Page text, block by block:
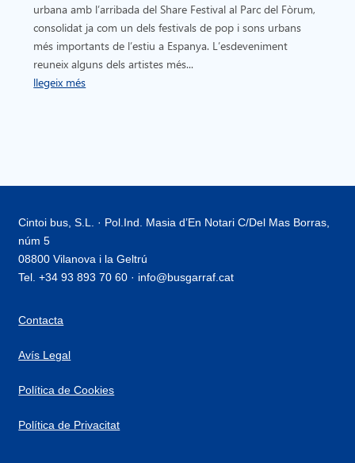
urbana amb l’arribada del Share Festival al Parc del Fòrum,
consolidat ja com un dels festivals de pop i sons urbans
més importants de l’estiu a Espanya. L’esdeveniment
reuneix alguns dels artistes més...
llegeix més
Cintoi bus, S.L. · Pol.Ind. Masia d’En Notari C/Del Mas Borras,
núm 5
08800 Vilanova i la Geltrú
Tel. +34 93 893 70 60 · info@busgarraf.cat
Contacta
Avís Legal
Política de Cookies
Política de Privacitat